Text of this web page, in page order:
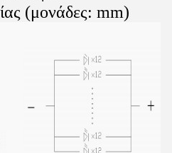
(μονάδες: mm)